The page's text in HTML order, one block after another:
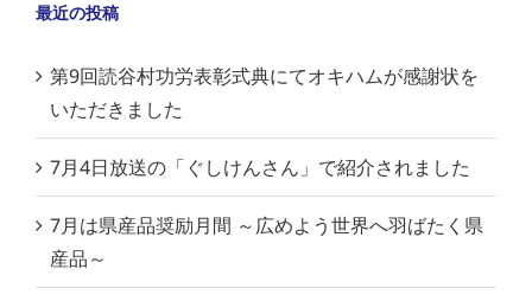
最近の投稿
第9回読谷村功労表彰式典にてオキハムが感謝状を
いただきました
7月4日放送の「ぐしけんさん」で紹介されました
7月は県産品奨励月間 ～広めよう世界へ羽ばたく県
産品～